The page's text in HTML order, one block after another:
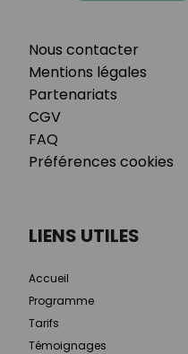
Nous contacter
Mentions légales
Partenariats
CGV
FAQ
Préférences cookies
LIENS UTILES
Accueil
Programme
Tarifs
Témoignages